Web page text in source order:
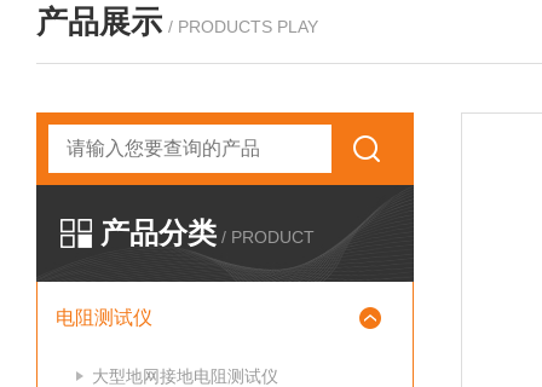
产品展示 / PRODUCTS PLAY
产品分类 / PRODUCT
电阻测试仪
大型地网接地电阻测试仪